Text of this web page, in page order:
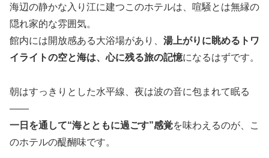
海辺の静かな入り江に建つこのホテルは、喧騒とは無縁の
隠れ家的な雰囲気。
館内には開放感ある大浴場があり、 湯上がりに眺めるトワ
イライトの空と海は、心に残る旅の記憶になるはずです。
朝はすっきりとした水平線、夜は波の音に包まれて眠る
――
一日を通して“海とともに過ごす”感覚を味わえるのが、こ
のホテルの醍醐味です。